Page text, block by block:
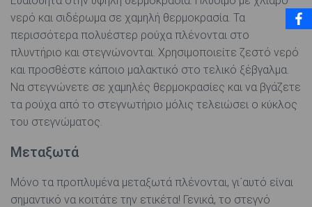
νερό και σιδέρωμα σε χαμηλή θερμοκρασία. Τα
περισσότερα πολυέστερ ρούχα πλένονται στο
πλυντήριο και στεγνώνονται. Χρησιμοποιείτε ζεστό νερό
και προσθέστε κάποιο μαλακτικό στο τελικό ξέβγαλμα.
Να στεγνώνετε σε χαμηλές θερμοκρασίες και να βγάζετε
τα ρούχα από το στεγνωτήριο μόλις τελειώσει ο κύκλος
του στεγνώματος.
Μεταξωτά
Μόνο τα προπλυμένα μεταξωτά πλένονται, γι΄αυτό είναι
σημαντικό να κοιτάτε την ετικέτα! Γενικά, το στεγνό